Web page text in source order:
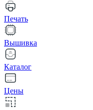
Печать
Вышивка
Каталог
Цены